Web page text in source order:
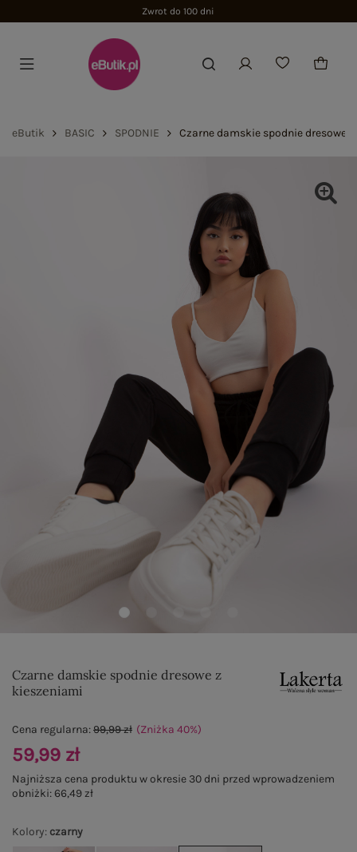
Zwrot do 100 dni
eButik BASIC SPODNIE Czarne damskie spodnie dresowe
Czarne damskie spodnie dresowe z
kieszeniami
Kolory: czarny
Cena regularna:99,99 zł (Zniżka 40%)
59,99 zł
Najniższa cena produktu w okresie 30 dni przed wprowadzeniem
obniżki:66,49 zł